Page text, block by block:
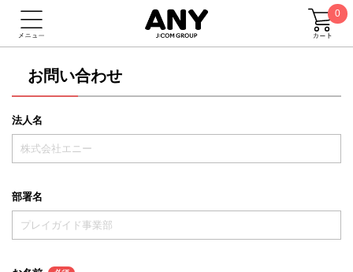
0
お問い合わせ
法人名
部署名